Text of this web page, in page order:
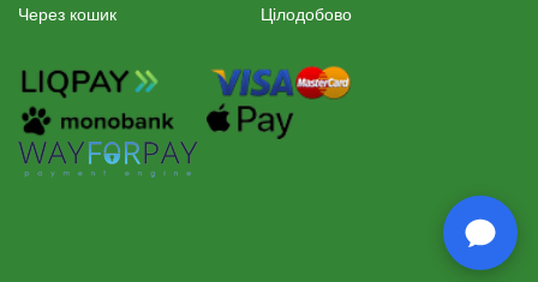
Через кошик
Цілодобово